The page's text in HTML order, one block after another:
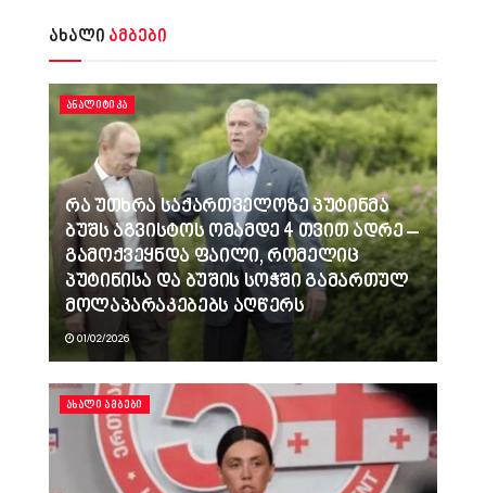
ახალი ამბები
ᲐᲜᲐᲚᲘᲢᲘᲙᲐ
რა უთხრა საქართველოზე პუტინმა
ბუშს აგვისტოს ომამდე 4 თვით ადრე –
გამოქვეყნდა ფაილი, რომელიც
პუტინისა და ბუშის სოჭში გამართულ
მოლაპარაკებებს აღწერს
01/02/2026
ᲐᲮᲐᲚᲘ ᲐᲛᲑᲔᲑᲘ